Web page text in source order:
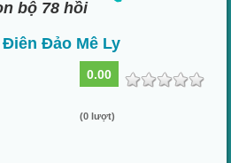
bộ 78 hồi
Điên Đảo Mê Ly
0.00
(0 lượt)